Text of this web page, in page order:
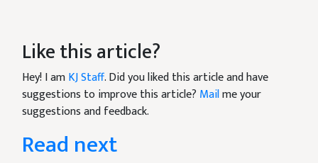
Like this article?
Hey! I amKJ Staff. Did you liked this article and have
suggestions to improve this article? Mailme your
suggestions and feedback.
Read next